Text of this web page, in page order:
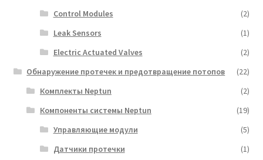
Control Modules
(2)
Leak Sensors
(1)
Electric Actuated Valves
(2)
Обнаружение протечек и предотвращение потопов
(22)
Комплекты Neptun
(2)
Компоненты системы Neptun
(19)
Управляющие модули
(5)
Датчики протечки
(1)